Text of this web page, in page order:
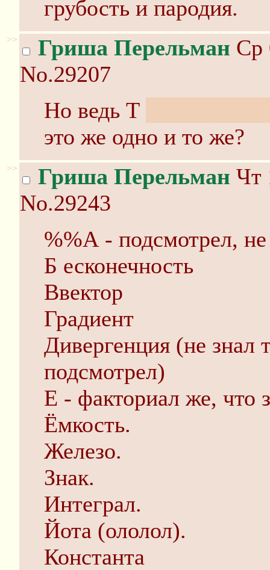
грубость и пародия.
>> Гриша Перельман Ср
No.29207
Но ведь Т
это же одно и то же?
>> Гриша Перельман Чт
No.29243
%%А - подсмотрел, не
Б есконечность
Ввектор
Градиент
Дивергенция (не знал
подсмотрел)
Е - факториал же, что
Ёмкость.
Железо.
Знак.
Интеграл.
Йота (ололол).
Константа